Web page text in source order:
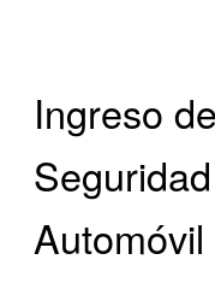
Ingreso
Automóvil